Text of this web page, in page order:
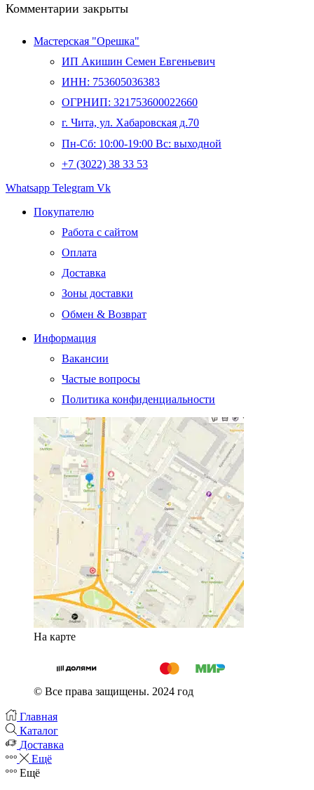
Комментарии закрыты
Мастерская "Орешка"
ИП Акишин Семен Евгеньевич
ИНН: 753605036383
ОГРНИП: 321753600022660
г. Чита, ул. Хабаровская д.70
Пн-Сб: 10:00-19:00 Вс: выходной
+7 (3022) 38 33 53
Whatsapp Telegram Vk
Покупателю
Работа с сайтом
Оплата
Доставка
Зоны доставки
Обмен & Возврат
Информация
Вакансии
Частые вопросы
Политика конфиденциальности
На карте
© Все права защищены. 2024 год
Главная
Каталог
Доставка
Ещё
Ещё